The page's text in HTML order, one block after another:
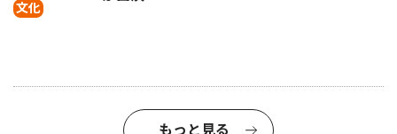
文化
もっと見る